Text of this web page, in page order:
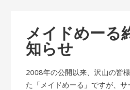
メイドめーる
知らせ
2008年の公開以来、沢山の皆
た「メイドめーる」ですが、